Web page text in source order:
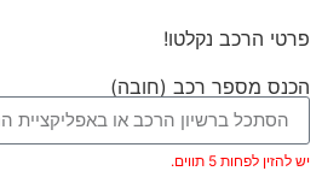
פרטי הרכב נקלטו!
הכנס מספר רכב (חובה)
יש להזין לפחות 5 תווים.